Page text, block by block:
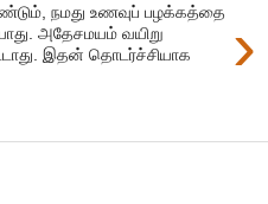
›
நமது உணவுப் பழக்கத்தை
அதேசமயம் வயிறு
இதன் தொடர்ச்சியாக